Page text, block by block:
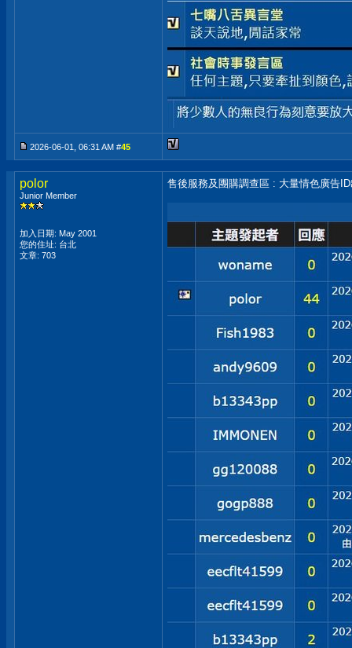
2026-06-01, 06:31 AM #45
polor
Junior Member
加入日期: May 2001
您的住址: 台北
文章: 703
售後服務及團購調查區 : 大量情色廣告